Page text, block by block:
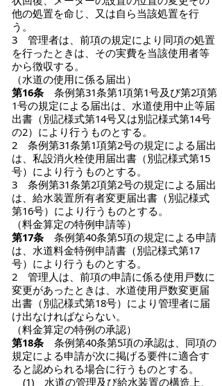
他の処置を命じ、又は自ら当該処置を行
う。
3 管理者は、前項の規定により同項の処置
を行ったときは、その実費を当該使用者等
から徴収する。
（水道の使用に係る届出）
第16条条例第31条第1項第1号及び第2項第
1号の規定による届出は、水道使用中止等届
出書（別記様式第14号又は別記様式第14号
の2）により行うものとする。
2 条例第31条第1項第2号の規定による届出
は、私設消火栓使用届出書（別記様式第15
号）により行うものとする。
3 条例第31条第2項第2号の規定による届出
は、給水装置所有者変更届出書（別記様式
第16号）により行うものとする。
（料金算定の特例申請等）
第17条条例第40条第5項の規定による申請
は、水道料金特例申請書（別記様式第17
号）により行うものとする。
2 管理人は、前項の申請に係る使用戸数に
変更があったときは、水道使用戸数変更届
出書（別記様式第18号）により管理者に届
け出なければならない。
（料金算定の特例の承認）
第18条条例第40条第5項の承認は、同項の
規定による申請が次に掲げる要件に適合す
ると認められる場合に行うものとする。
(1) 水道の管理及び給水装置の構造上、